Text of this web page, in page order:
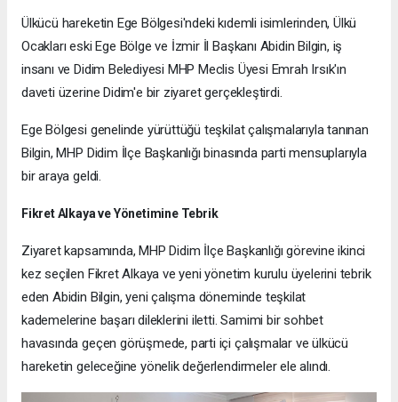
Ülkücü hareketin Ege Bölgesi'ndeki kıdemli isimlerinden, Ülkü
Ocakları eski Ege Bölge ve İzmir İl Başkanı Abidin Bilgin, iş
insanı ve Didim Belediyesi MHP Meclis Üyesi Emrah Irsık'ın
daveti üzerine Didim'e bir ziyaret gerçekleştirdi.
Ege Bölgesi genelinde yürüttüğü teşkilat çalışmalarıyla tanınan
Bilgin, MHP Didim İlçe Başkanlığı binasında parti mensuplarıyla
bir araya geldi.
Fikret Alkaya ve Yönetimine Tebrik
Ziyaret kapsamında, MHP Didim İlçe Başkanlığı görevine ikinci
kez seçilen Fikret Alkaya ve yeni yönetim kurulu üyelerini tebrik
eden Abidin Bilgin, yeni çalışma döneminde teşkilat
kademelerine başarı dileklerini iletti. Samimi bir sohbet
havasında geçen görüşmede, parti içi çalışmalar ve ülkücü
hareketin geleceğine yönelik değerlendirmeler ele alındı.